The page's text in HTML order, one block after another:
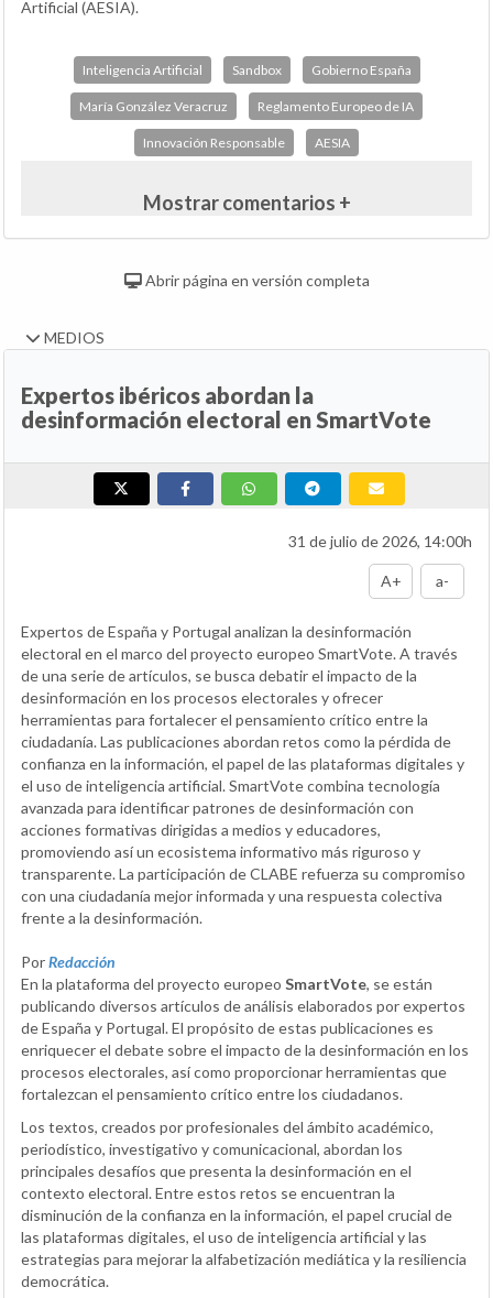
Artificial (AESIA).
Inteligencia Artificial Sandbox Gobierno España
María González Veracruz Reglamento Europeo de IA
Innovación Responsable AESIA
Mostrar comentarios +
Abrir página en versión completa
MEDIOS
Expertos ibéricos abordan la
desinformación electoral en SmartVote
31 de julio de 2026, 14:00h
A+ a-
Expertos de España y Portugal analizan la desinformación
electoral en el marco del proyecto europeo SmartVote. A través
de una serie de artículos, se busca debatir el impacto de la
desinformación en los procesos electorales y ofrecer
herramientas para fortalecer el pensamiento crítico entre la
ciudadanía. Las publicaciones abordan retos como la pérdida de
confianza en la información, el papel de las plataformas digitales y
el uso de inteligencia artificial. SmartVote combina tecnología
avanzada para identificar patrones de desinformación con
acciones formativas dirigidas a medios y educadores,
promoviendo así un ecosistema informativo más riguroso y
transparente. La participación de CLABE refuerza su compromiso
con una ciudadanía mejor informada y una respuesta colectiva
frente a la desinformación.
PorRedacción
En la plataforma del proyecto europeo SmartVote, se están
publicando diversos artículos de análisis elaborados por expertos
de España y Portugal. El propósito de estas publicaciones es
enriquecer el debate sobre el impacto de la desinformación en los
procesos electorales, así como proporcionar herramientas que
fortalezcan el pensamiento crítico entre los ciudadanos.
Los textos, creados por profesionales del ámbito académico,
periodístico, investigativo y comunicacional, abordan los
principales desafíos que presenta la desinformación en el
contexto electoral. Entre estos retos se encuentran la
disminución de la confianza en la información, el papel crucial de
las plataformas digitales, el uso de inteligencia artificial y las
estrategias para mejorar la alfabetización mediática y la resiliencia
democrática.